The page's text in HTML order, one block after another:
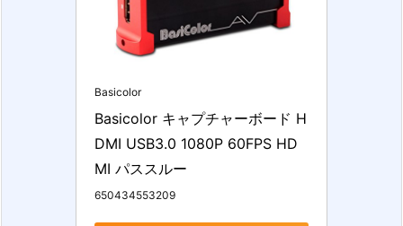
Basicolor
Basicolor キャプチャーボード H
DMI USB3.0 1080P 60FPS HD
MI パススルー
650434553209